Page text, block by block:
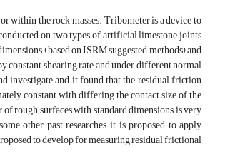
the rock masses. Tribometer is a device to
on two types of artificial limestone joints
(based on ISRM suggested methods) and
constant shearing rate and under different normal
investigate and it found that the residual friction
constant with differing the contact size of the
rough surfaces with standard dimensions is very
other past researches, it is proposed to apply
to develop for measuring residual frictional